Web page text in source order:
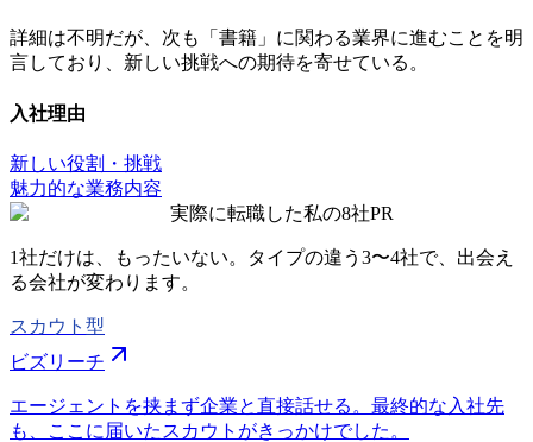
詳細は不明だが、次も「書籍」に関わる業界に進むことを明
言しており、新しい挑戦への期待を寄せている。
入社理由
新しい役割・挑戦
魅力的な業務内容
実際に転職した私の8社PR
1社だけは、もったいない。タイプの違う 3〜4社で、出会え
る会社が変わります。
スカウト型
ビズリーチ
エージェントを挟まず企業と直接話せる。最終的な入社先
も、ここに届いたスカウトがきっかけでした。